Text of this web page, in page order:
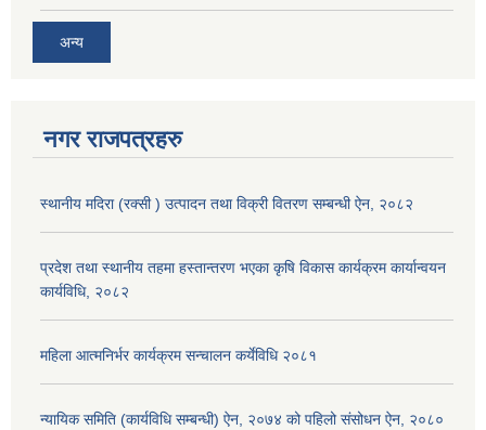
अन्य
नगर राजपत्रहरु
स्थानीय मदिरा (रक्सी ) उत्पादन तथा विक्री वितरण सम्बन्धी ऐन, २०८२
प्रदेश तथा स्थानीय तहमा हस्तान्तरण भएका कृषि विकास कार्यक्रम कार्यान्वयन
कार्यविधि, २०८२
महिला आत्मनिर्भर कार्यक्रम सन्चालन कर्येविधि २०८१
न्यायिक समिति (कार्यविधि सम्बन्धी) ऐन, २०७४ को पहिलो संसोधन ऐन, २०८०